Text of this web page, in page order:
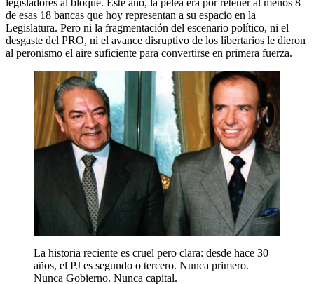
legisladores al bloque. Este año, la pelea era por retener al menos 8
de esas 18 bancas que hoy representan a su espacio en la
Legislatura. Pero ni la fragmentación del escenario político, ni el
desgaste del PRO, ni el avance disruptivo de los libertarios le dieron
al peronismo el aire suficiente para convertirse en primera fuerza.
La historia reciente es cruel pero clara: desde hace 30
años, el PJ es segundo o tercero. Nunca primero.
Nunca Gobierno. Nunca capital.